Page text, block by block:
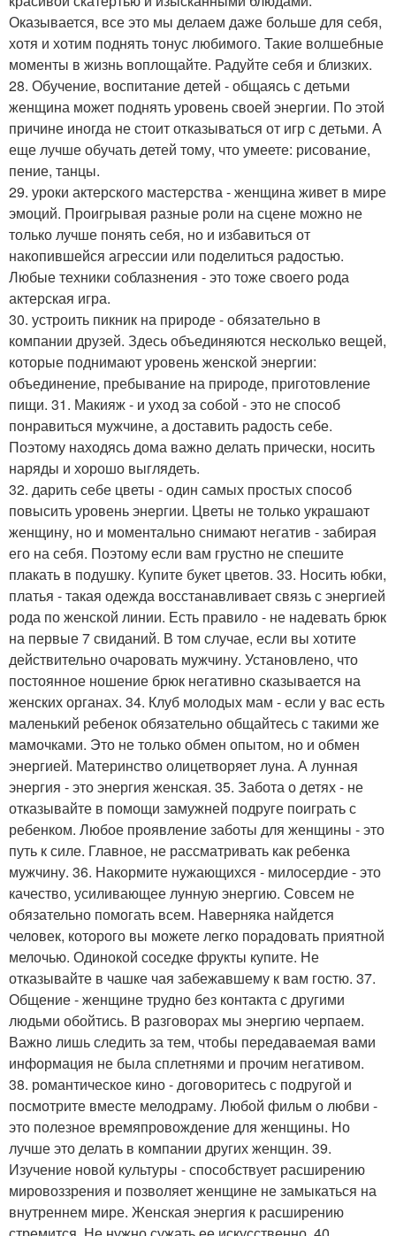
Оказывается, все это мы делаем даже больше для себя,
хотя и хотим поднять тонус любимого. Такие волшебные
моменты в жизнь воплощайте. Радуйте себя и близких.
28. Обучение, воспитание детей - общаясь с детьми
женщина может поднять уровень своей энергии. По этой
причине иногда не стоит отказываться от игр с детьми. А
еще лучше обучать детей тому, что умеете: рисование,
пение, танцы.
29. уроки актерского мастерства - женщина живет в мире
эмоций. Проигрывая разные роли на сцене можно не
только лучше понять себя, но и избавиться от
накопившейся агрессии или поделиться радостью.
Любые техники соблазнения - это тоже своего рода
актерская игра.
30. устроить пикник на природе - обязательно в
компании друзей. Здесь объединяются несколько вещей,
которые поднимают уровень женской энергии:
объединение, пребывание на природе, приготовление
пищи. 31. Макияж - и уход за собой - это не способ
понравиться мужчине, а доставить радость себе.
Поэтому находясь дома важно делать прически, носить
наряды и хорошо выглядеть.
32. дарить себе цветы - один самых простых способ
повысить уровень энергии. Цветы не только украшают
женщину, но и моментально снимают негатив - забирая
его на себя. Поэтому если вам грустно не спешите
плакать в подушку. Купите букет цветов. 33. Носить юбки,
платья - такая одежда восстанавливает связь с энергией
рода по женской линии. Есть правило - не надевать брюк
на первые 7 свиданий. В том случае, если вы хотите
действительно очаровать мужчину. Установлено, что
постоянное ношение брюк негативно сказывается на
женских органах. 34. Клуб молодых мам - если у вас есть
маленький ребенок обязательно общайтесь с такими же
мамочками. Это не только обмен опытом, но и обмен
энергией. Материнство олицетворяет луна. А лунная
энергия - это энергия женская. 35. Забота о детях - не
отказывайте в помощи замужней подруге поиграть с
ребенком. Любое проявление заботы для женщины - это
путь к силе. Главное, не рассматривать как ребенка
мужчину. 36. Накормите нужающихся - милосердие - это
качество, усиливающее лунную энергию. Совсем не
обязательно помогать всем. Наверняка найдется
человек, которого вы можете легко порадовать приятной
мелочью. Одинокой соседке фрукты купите. Не
отказывайте в чашке чая забежавшему к вам гостю. 37.
Общение - женщине трудно без контакта с другими
людьми обойтись. В разговорах мы энергию черпаем.
Важно лишь следить за тем, чтобы передаваемая вами
информация не была сплетнями и прочим негативом.
38. романтическое кино - договоритесь с подругой и
посмотрите вместе мелодраму. Любой фильм о любви -
это полезное времяпровождение для женщины. Но
лучше это делать в компании других женщин. 39.
Изучение новой культуры - способствует расширению
мировоззрения и позволяет женщине не замыкаться на
внутреннем мире. Женская энергия к расширению